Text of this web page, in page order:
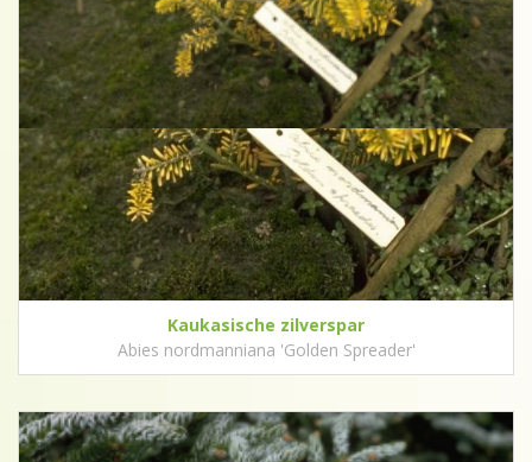
Kaukasische zilverspar
Abies nordmanniana 'Golden Spreader'